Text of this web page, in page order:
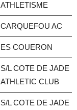
ATHLETISME
CARQUEFOU AC
ES COUERON
S/L COTE DE JADE
ATHLETIC CLUB
S/L COTE DE JADE